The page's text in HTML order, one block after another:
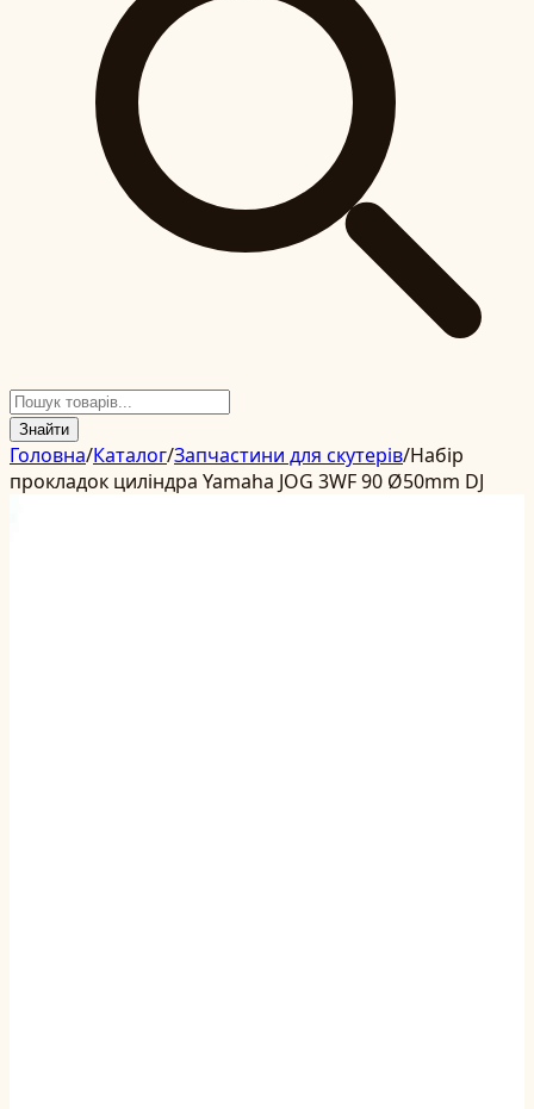
Знайти
Головна/Каталог/Запчастини для скутерів/Набір
прокладок циліндра Yamaha JOG 3WF 90 Ø50mm DJ